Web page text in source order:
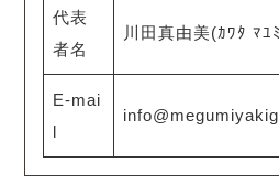
代表
者名
川田真由美(ｶﾜﾀ ﾏﾕ
E-mai
l